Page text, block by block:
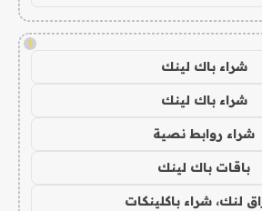
!
شراء باك لينك
شراء باك لينك
شراء روابط نصية
باقات باك لينك
لنك، شراء باكلينكات